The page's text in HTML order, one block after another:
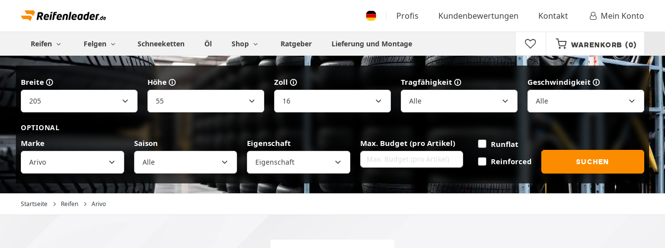
Profis Kundenbewertungen Kontakt Mein Konto
Reifen Felgen Schneeketten Öl Shop Ratgeber Lieferung und Montage WARENKORB (0)
Breite Höhe Zoll Tragfähigkeit Geschwindigkeit
OPTIONAL
Marke
Arivo
Saison Eigenschaft
Eigenschaft
Max. Budget (pro Artikel)
Runflat
Reinforced
SUCHEN
Startseite Reifen Arivo